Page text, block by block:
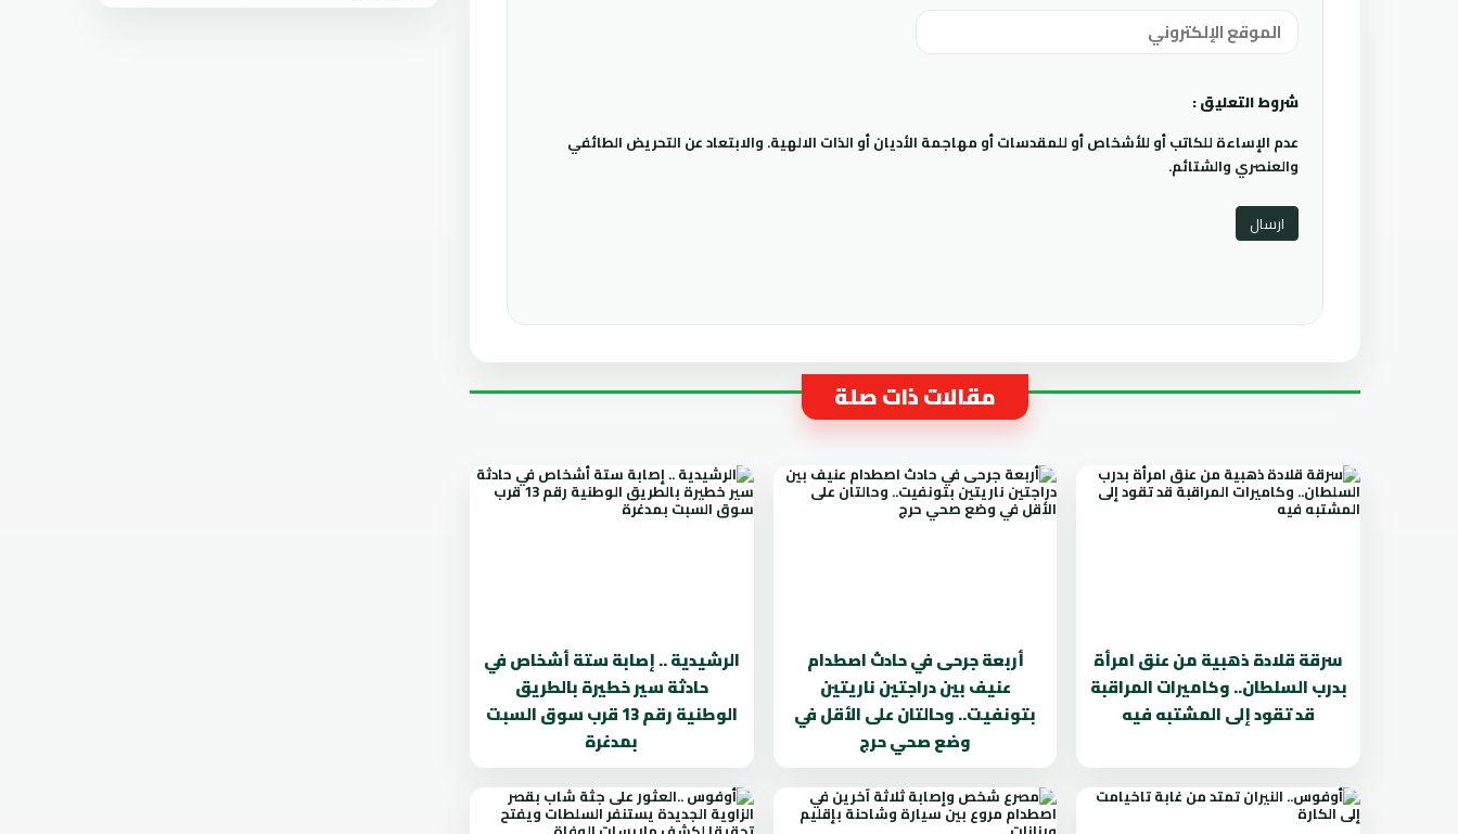
شروط التعليق :
عدم الإساءة للكاتب أو للأشخاص أو للمقدسات أو مهاجمة الأديان أو الذات الالهية. والابتعاد عن التحريض الطائفي
والعنصري والشتائم.
مقالات ذات صلة
سرقة قلادة ذهبية من عنق امرأة
بدرب السلطان.. وكاميرات المراقبة
قد تقود إلى المشتبه فيه
أربعة جرحى في حادث اصطدام
عنيف بين دراجتين ناريتين
بتونفيت.. وحالتان على الأقل في
وضع صحي حرج
الرشيدية .. إصابة ستة أشخاص في
حادثة سير خطيرة بالطريق
الوطنية رقم 13 قرب سوق السبت
بمدغرة